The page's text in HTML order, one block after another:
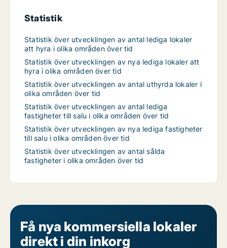
Statistik
Statistik över utvecklingen av antal lediga lokaler
att hyra i olika områden över tid
Statistik över utvecklingen av nya lediga lokaler att
hyra i olika områden över tid
Statistik över utvecklingen av antal uthyrda lokaler i
olika områden över tid
Statistik över utvecklingen av antal lediga
fastigheter till salu i olika områden över tid
Statistik över utvecklingen av nya lediga fastigheter
till salu i olika områden över tid
Statistik över utvecklingen av antal sålda
fastigheter i olika områden över tid
Få nya kommersiella lokaler
direkt i din inkorg